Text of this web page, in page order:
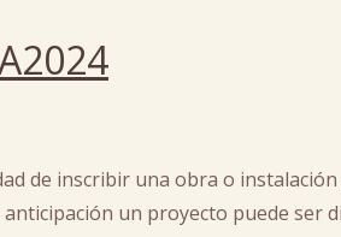
de inscribir una obra o
un proyecto puede ser